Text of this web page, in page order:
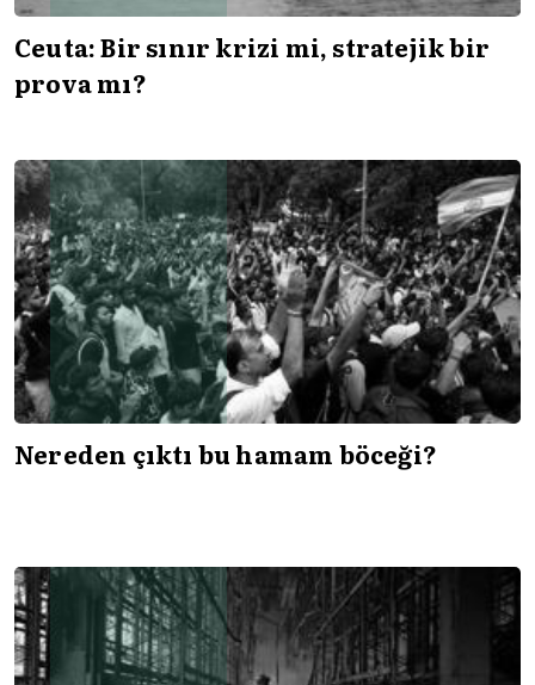
Ceuta: Bir sınır krizi mi, stratejik bir
prova mı?
Nereden çıktı bu hamam böceği?